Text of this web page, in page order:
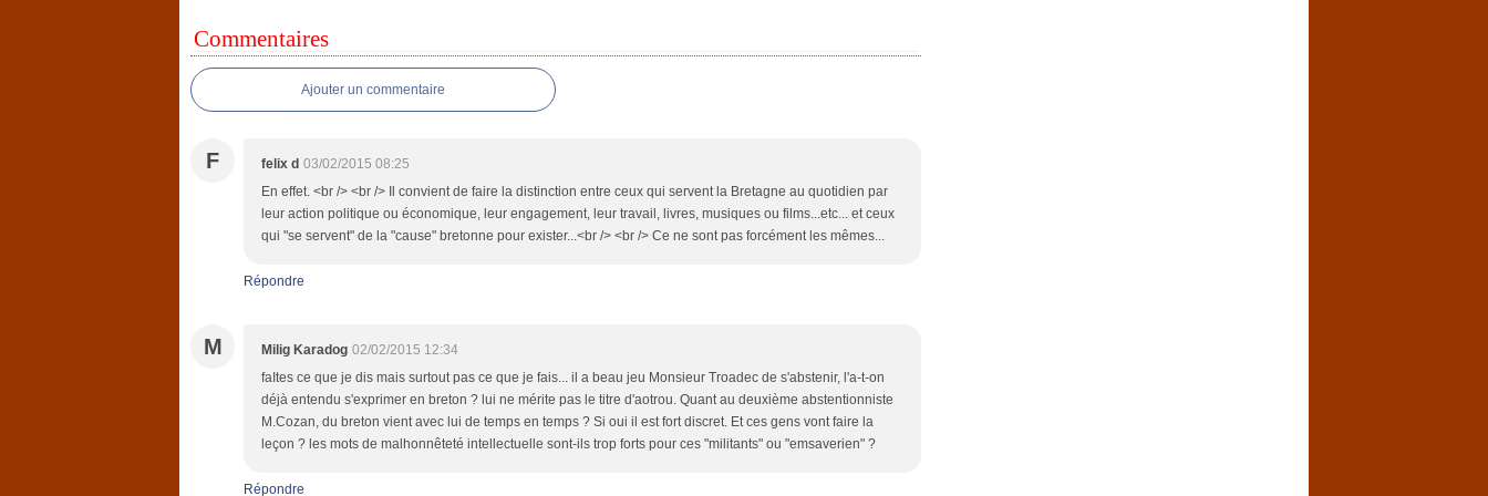
Commentaires
Ajouter un commentaire
F felix d 03/02/2015 08:25
En effet. <br /> <br /> Il convient de faire la distinction entre ceux qui servent la Bretagne au quotidien par
leur action politique ou économique, leur engagement, leur travail, livres, musiques ou films...etc... et ceux
qui "se servent" de la "cause" bretonne pour exister...<br /> <br /> Ce ne sont pas forcément les mêmes...
Répondre
M Milig Karadog 02/02/2015 12:34
faItes ce que je dis mais surtout pas ce que je fais... il a beau jeu Monsieur Troadec de s'abstenir, l'a-t-on
déjà entendu s'exprimer en breton ? lui ne mérite pas le titre d'aotrou. Quant au deuxième abstentionniste
M.Cozan, du breton vient avec lui de temps en temps ? Si oui il est fort discret. Et ces gens vont faire la
leçon ? les mots de malhonnêteté intellectuelle sont-ils trop forts pour ces "militants" ou "emsaverien" ?
Répondre